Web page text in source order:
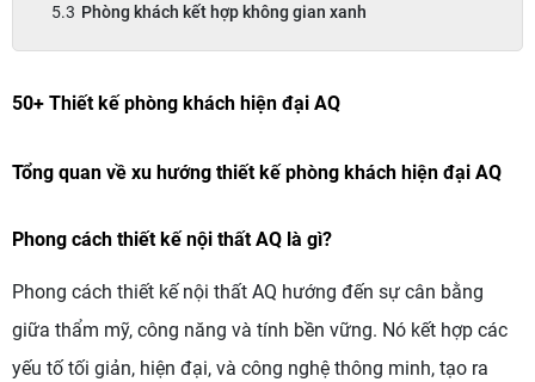
Phòng khách kết hợp không gian xanh
50+ Thiết kế phòng khách hiện đại AQ
Tổng quan về xu hướng thiết kế phòng khách hiện đại AQ
Phong cách thiết kế nội thất AQ là gì?
Phong cách thiết kế nội thất AQ hướng đến sự cân bằng
giữa thẩm mỹ, công năng và tính bền vững. Nó kết hợp các
yếu tố tối giản, hiện đại, và công nghệ thông minh, tạo ra